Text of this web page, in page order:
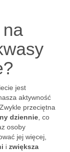
jest
aktywność
przeciętna
dziennie , co
osoby
jej więcej,
i zwiększa